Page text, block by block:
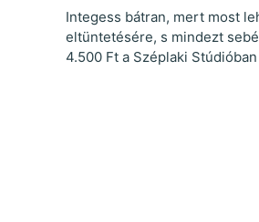
Integess bátran, mert most
eltüntetésére, s mindezt
4.500 Ft a Széplaki